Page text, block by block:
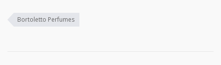
Bortoletto Perfumes